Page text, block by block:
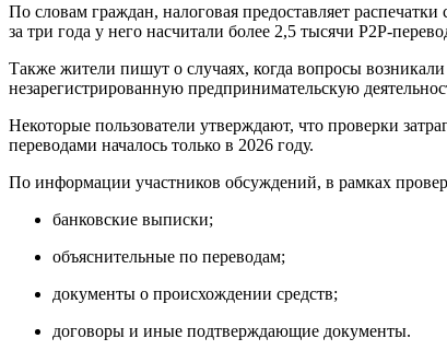
По словам граждан, налоговая предоставляет
за три года у него насчитали более 2,5 тысячи P2P-
Также жители пишут о случаях, когда вопросы
незарегистрированную предпринимательскую
Некоторые пользователи утверждают, что проверки
переводами началось только в 2026 году.
По информации участников обсуждений, в рамках
банковские выписки;
объяснительные по переводам;
документы о происхождении средств;
договоры и иные подтверждающие документы.